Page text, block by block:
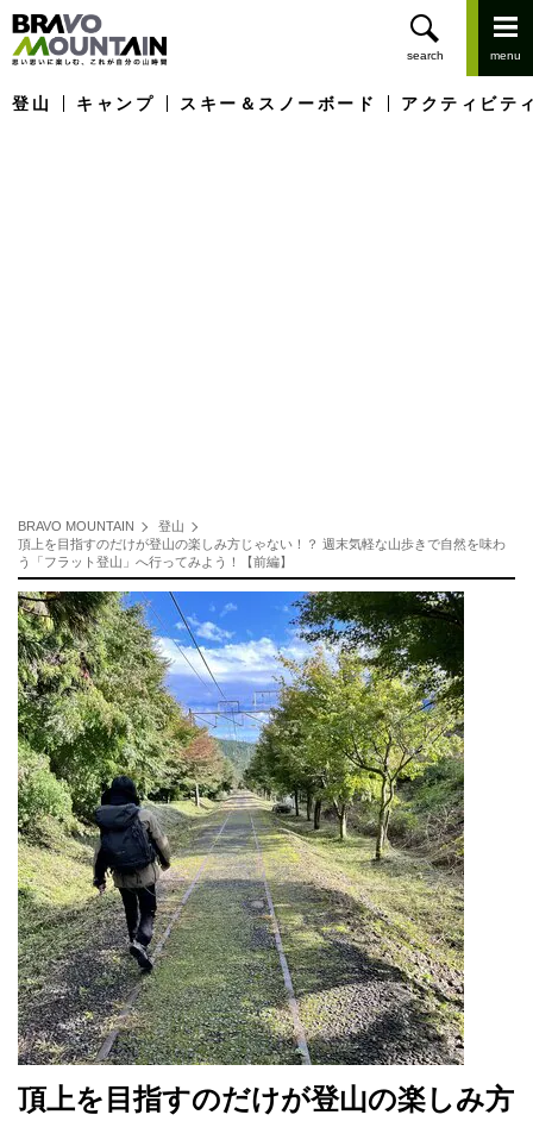
登山 キャンプ スキー＆スノーボード アクティビテ
BRAVO MOUNTAIN
登山
頂上を目指すのだけが登山の楽しみ方じゃない！？ 週末気軽な山歩きで自然を味わ
う「フラット登山」へ行ってみよう！【前編】
頂上を目指すのだけが登山の楽しみ方